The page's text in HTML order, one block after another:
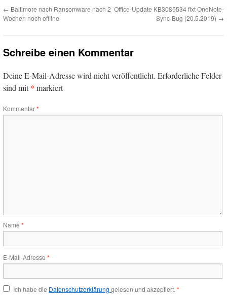
← Baltimore nach Ransomware nach 2
Wochen noch offline
Office-Update KB3085534 fixt OneNote-
Sync-Bug (20.5.2019) →
Schreibe einen Kommentar
Deine E-Mail-Adresse wird nicht veröffentlicht. Erforderliche Felder
sind mit* markiert
Kommentar*
Name *
E-Mail-Adresse *
Ich habe die Datenschutzerklärung gelesen und akzeptiert. *